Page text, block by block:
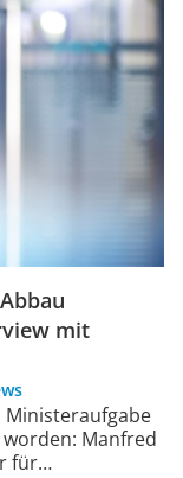
mit
Ministeraufgabe
Manfred
für…